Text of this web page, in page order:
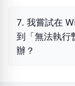
7. 我嘗試在
到「無法執行
辦？